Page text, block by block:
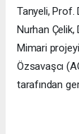
Tanyeli, Prof.
Nurhan Çelik,
Mimari
Özsavaşcı
tarafından